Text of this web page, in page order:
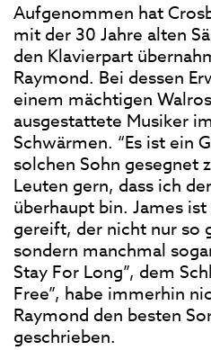
Aufgenommen hat
mit der 30 Jahre alten
den Klavierpart
Raymond. Bei dessen
einem mächtigen
ausgestattete Musiker
Schwärmen. “Es ist ein
solchen Sohn gesegnet
Leuten gern, dass ich
überhaupt bin. James
gereift, der nicht nur so
sondern manchmal
Stay For Long”, dem
Free”, habe immerhin
Raymond den besten
geschrieben.